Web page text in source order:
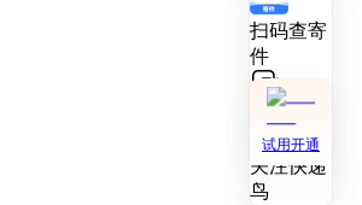
扫码查寄
件
技术对接
关注快递
鸟
试用开通
扫码查寄
件
技术对接
关注快递
鸟
试用开通